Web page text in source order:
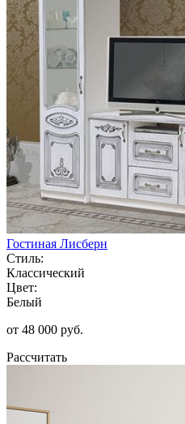
Гостиная Лисберн
Стиль:
Классический
Цвет:
Белый
от 48 000 руб.
Рассчитать